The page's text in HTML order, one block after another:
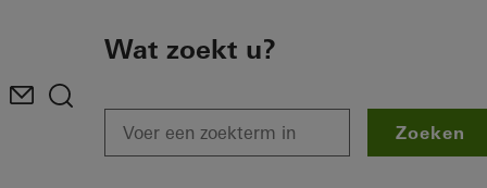
Wat zoekt u?
Zoeken